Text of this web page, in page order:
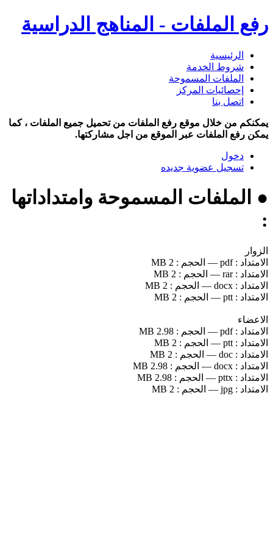
رفع الملفات - المناهج الدراسية
الرئيسية
شروط الخدمة
الملفات المسموحة
إحصائيات المركز
اتصل بنا
يمكنكم من خلال موقع رفع الملفات من تحميل جميع الملفات ، كما
يمكن رفع الملفات عبر الموقع من اجل مشاركتها.
دخول
تسجيل عضوية جديده
● الملفات المسموحة وامتداداتها
:
الزوار
الامتداد :pdf
— الحجم : 2 MB
الامتداد :rar
— الحجم : 2 MB
الامتداد : docx
— الحجم : 2 MB
الامتداد : ptt
— الحجم : 2 MB
الاعضاء
الامتداد :pdf
— الحجم : 2.98 MB
الامتداد : ptt
— الحجم : 2 MB
الامتداد : doc
— الحجم : 2 MB
الامتداد : docx
— الحجم : 2.98 MB
الامتداد : pttx
— الحجم : 2.98 MB
الامتداد : jpg
— الحجم : 2 MB